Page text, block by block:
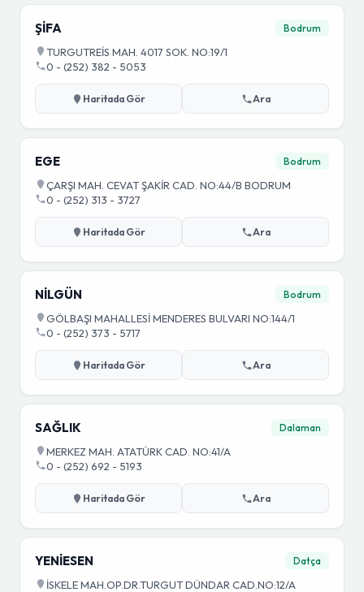
ŞİFA Bodrum
TURGUTREİS MAH. 4017 SOK. NO:19/1
0 - (252) 382 - 5053
Haritada Gör Ara
EGE Bodrum
ÇARŞI MAH. CEVAT ŞAKİR CAD. NO:44/B BODRUM
0 - (252) 313 - 3727
Haritada Gör Ara
NİLGÜN Bodrum
GÖLBAŞI MAHALLESİ MENDERES BULVARI NO:144/1
0 - (252) 373 - 5717
Haritada Gör Ara
SAĞLIK Dalaman
MERKEZ MAH. ATATÜRK CAD. NO:41/A
0 - (252) 692 - 5193
Haritada Gör Ara
YENİESEN Datça
İSKELE MAH.OP.DR.TURGUT DÜNDAR CAD.NO:12/A